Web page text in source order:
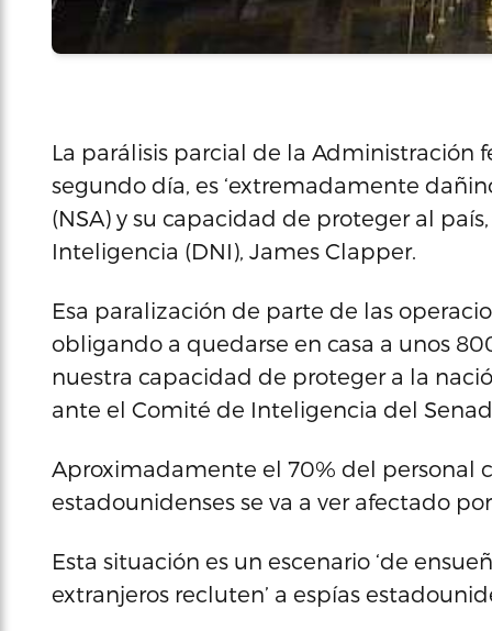
La parálisis parcial de la Administración
segundo día, es ‘extremadamente
(NSA) y su capacidad de proteger al
Inteligencia (DNI), James Clapper.
Esa paralización de parte de las
obligando a quedarse en casa a unos
nuestra capacidad de proteger a la
ante el Comité de Inteligencia del
Aproximadamente el 70% del personal
estadounidenses se va a ver afectado
Esta situación es un escenario ‘de
extranjeros recluten’ a espías